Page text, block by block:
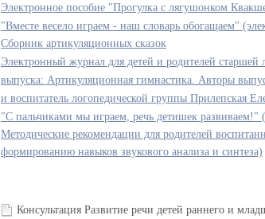
Электронное пособие "Прогулка с лягушонком
"Вместе весело играем - наш словарь обогащаем"
Сборник артикуляционных сказок
Электронный журнал для детей и родителей старшей
выпуска: Артикуляционная гимнастика. Авторы
и воспитатель логопедической группы Прилепская
"С пальчиками мы играем, речь детишек развиваем!"
Методические рекомендации для родителей
формированию навыков звукового анализа и синтеза)
Консультация Развитие речи детей раннего и